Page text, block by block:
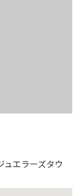
エラーズタウ